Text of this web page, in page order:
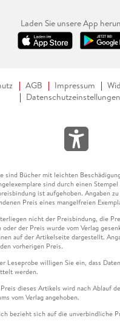
Laden Sie unsere App
AGB Impressum
Datenschutzeinstellungen
sind Bücher mit leichten
sind durch einen
ist aufgehoben. Angaben
Preis eines mangelfreien
nicht der Preisbindung, die
oder der Preis wurde vom Verlag
auf der Artikelseite dargestellt.
vorherigen Preis.
Leseprobe willigen Sie ein, dass
werden.
dieses Artikels wird nach Ablauf
vom Verlag angehoben.
bezieht sich auf die unverbindliche